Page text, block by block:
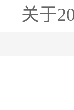
关于